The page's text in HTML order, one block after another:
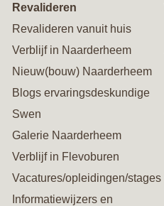
Revalideren
Revalideren vanuit huis
Verblijf in Naarderheem
Nieuw(bouw) Naarderheem
Blogs ervaringsdeskundige
Swen
Galerie Naarderheem
Verblijf in Flevoburen
Vacatures/opleidingen/stages
Informatiewijzers en